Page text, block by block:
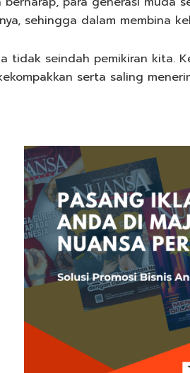
sehingga dalam membina
tidak seindah pemikiran kita.
serta saling